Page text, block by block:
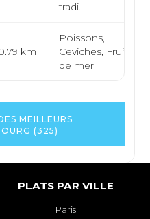
tradi...
km
Poissons,
Ceviches, Fruits
de mer
MEILLEURS
(325)
PLATS PAR VILLE
Paris